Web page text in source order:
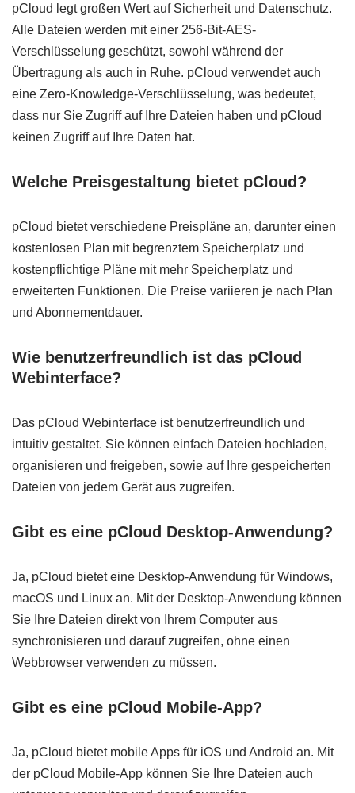
pCloud legt großen Wert auf Sicherheit und Datenschutz.
Alle Dateien werden mit einer 256-Bit-AES-
Verschlüsselung geschützt, sowohl während der
Übertragung als auch in Ruhe. pCloud verwendet auch
eine Zero-Knowledge-Verschlüsselung, was bedeutet,
dass nur Sie Zugriff auf Ihre Dateien haben und pCloud
keinen Zugriff auf Ihre Daten hat.
Welche Preisgestaltung bietet pCloud?
pCloud bietet verschiedene Preispläne an, darunter einen
kostenlosen Plan mit begrenztem Speicherplatz und
kostenpflichtige Pläne mit mehr Speicherplatz und
erweiterten Funktionen. Die Preise variieren je nach Plan
und Abonnementdauer.
Wie benutzerfreundlich ist das pCloud
Webinterface?
Das pCloud Webinterface ist benutzerfreundlich und
intuitiv gestaltet. Sie können einfach Dateien hochladen,
organisieren und freigeben, sowie auf Ihre gespeicherten
Dateien von jedem Gerät aus zugreifen.
Gibt es eine pCloud Desktop-Anwendung?
Ja, pCloud bietet eine Desktop-Anwendung für Windows,
macOS und Linux an. Mit der Desktop-Anwendung können
Sie Ihre Dateien direkt von Ihrem Computer aus
synchronisieren und darauf zugreifen, ohne einen
Webbrowser verwenden zu müssen.
Gibt es eine pCloud Mobile-App?
Ja, pCloud bietet mobile Apps für iOS und Android an. Mit
der pCloud Mobile-App können Sie Ihre Dateien auch